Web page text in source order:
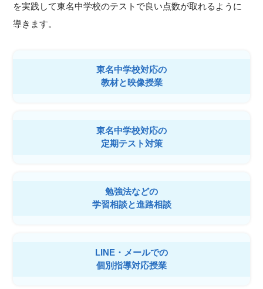
を実践して東名中学校のテストで良い点数が取れるように
導きます。
東名中学校対応の
教材と映像授業
東名中学校対応の
定期テスト対策
勉強法などの
学習相談と進路相談
LINE・メールでの
個別指導対応授業